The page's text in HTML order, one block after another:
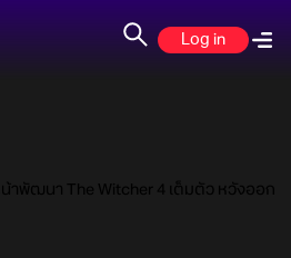
Log in
น้าพัฒนา The Witcher 4 เต็มตัว หวังออก